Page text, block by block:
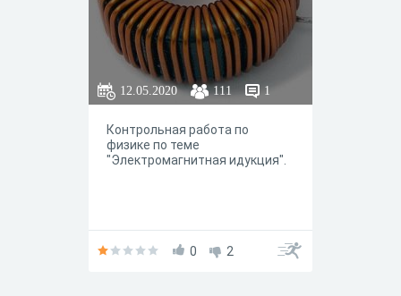
12.05.2020 111 1
Контрольная работа по
физике по теме
"Электромагнитная идукция".
0 2